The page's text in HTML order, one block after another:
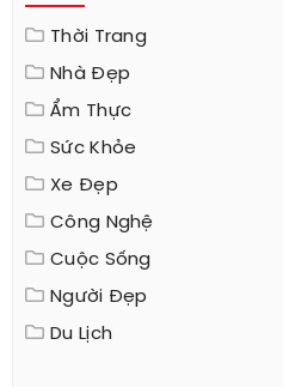
Thời Trang
Nhà Đẹp
Ẩm Thực
Sức Khỏe
Xe Đẹp
Công Nghệ
Cuộc Sống
Người Đẹp
Du Lịch